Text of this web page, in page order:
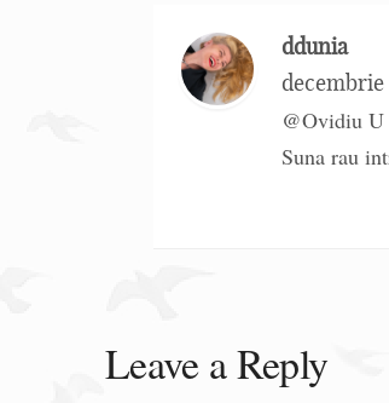
ddunia
decembrie
@Ovidiu U
Suna rau
Leave a Reply